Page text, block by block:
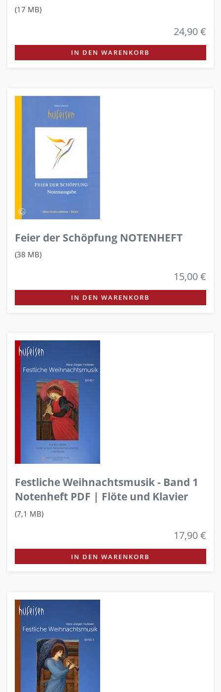
(17 MB)
24,90 €
IN DEN WARENKORB
Feier der Schöpfung NOTENHEFT
(38 MB)
15,00 €
IN DEN WARENKORB
Festliche Weihnachtsmusik - Band 1
Notenheft PDF | Flöte und Klavier
(7,1 MB)
17,90 €
IN DEN WARENKORB